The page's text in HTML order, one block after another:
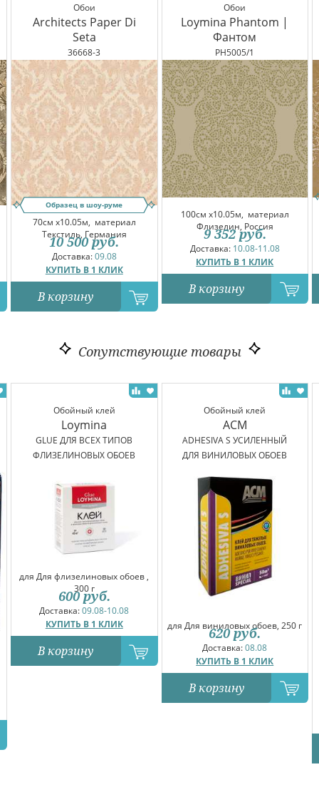
Обои
Architects Paper Di
Seta
36668-3
Образец в шоу-руме
70см x10.05м, материал
Текстиль, Германия
Доставка:09.08
КУПИТЬ В 1 КЛИК
10 500 руб.
В корзину
Обои
Loymina Phantom |
Фантом
PH5005/1
100см x10.05м, материал
Флизелин, Россия
Доставка: 10.08-11.08
КУПИТЬ В 1 КЛИК
9 352 руб.
В корзину
Сопутствующие товары
Обойный клей
Loymina
GLUE ДЛЯ ВСЕХ ТИПОВ
ФЛИЗЕЛИНОВЫХ ОБОЕВ
для Для флизелиновых обоев ,
300 г
Доставка:09.08-10.08
КУПИТЬ В 1 КЛИК
600 руб.
В корзину
Обойный клей
ACM
ADHESIVA S УСИЛЕННЫЙ
ДЛЯ ВИНИЛОВЫХ ОБОЕВ
для Для виниловых обоев, 250 г
Доставка:08.08
КУПИТЬ В 1 КЛИК
620 руб.
В корзину